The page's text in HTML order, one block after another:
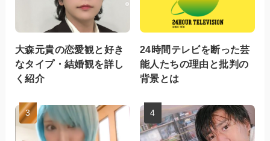
大森元貴の恋愛観と好き
なタイプ・結婚観を詳し
く紹介
24時間テレビを断った芸
能人たちの理由と批判の
背景とは